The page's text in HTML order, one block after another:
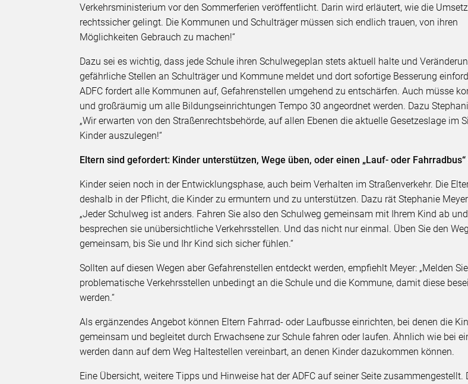
Verkehrsministerium vor den Sommerferien veröffentlicht. Darin wird erläutert, wie die
rechtssicher gelingt. Die Kommunen und Schulträger müssen sich endlich trauen, von ihren
Möglichkeiten Gebrauch zu machen!“
Dazu sei es wichtig, dass jede Schule ihren Schulwegeplan stets aktuell halte und
gefährliche Stellen an Schulträger und Kommune meldet und dort sofortige Besserung
ADFC fordert alle Kommunen auf, Gefahrenstellen umgehend zu entschärfen. Auch müsse
und großräumig um alle Bildungseinrichtungen Tempo 30 angeordnet werden. Dazu
„Wir erwarten von den Straßenrechtsbehörde, auf allen Ebenen die aktuelle Gesetzeslage im
Kinder auszulegen!“
Eltern sind gefordert: Kinder unterstützen, Wege üben, oder einen „Lauf- oder
Kinder seien noch in der Entwicklungsphase, auch beim Verhalten im Straßenverkehr. Die
deshalb in der Pflicht, die Kinder zu ermuntern und zu unterstützen. Dazu rät Stephanie
„Jeder Schulweg ist anders. Fahren Sie also den Schulweg gemeinsam mit Ihrem Kind ab und
besprechen sie unübersichtliche Verkehrsstellen. Und das nicht nur einmal. Üben Sie den
gemeinsam, bis Sie und Ihr Kind sich sicher fühlen.“
Sollten auf diesen Wegen aber Gefahrenstellen entdeckt werden, empfiehlt Meyer: „Melden Sie
problematische Verkehrsstellen unbedingt an die Schule und die Kommune, damit diese
werden.“
Als ergänzendes Angebot können Eltern Fahrrad- oder Laufbusse einrichten, bei denen die
gemeinsam und begleitet durch Erwachsene zur Schule fahren oder laufen. Ähnlich wie bei
werden dann auf dem Weg Haltestellen vereinbart, an denen Kinder dazukommen können.
Eine Übersicht, weitere Tipps und Hinweise hat der ADFC auf seiner Seite zusammengestellt.